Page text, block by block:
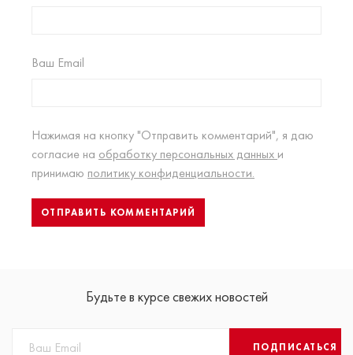
Ваш Email
Нажимая на кнопку "Отправить комментарий", я даю
согласие на обработку персональных данных и
принимаю политику конфиденциальности.
Будьте в курсе свежих новостей
ПОДПИСАТЬСЯ